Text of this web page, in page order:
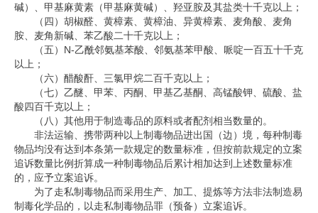
碱）、甲基麻黄素（甲基麻黄碱）、羟亚胺及其盐类十千克以上；
（四）胡椒醛、黄樟素、黄樟油、异黄樟素、麦角酸、麦角
胺、麦角新碱、苯乙酸二十千克以上；
（五） N-乙酰邻氨基苯酸、邻氨基苯甲酸、哌啶一百五十千克
以上；
（六）醋酸酐、三氯甲烷二百千克以上；
（七）乙醚、甲苯、丙酮、甲基乙基酮、高锰酸钾、硫酸、盐
酸四百千克以上；
（八）其他用于制造毒品的原料或者配剂相当数量的。
非法运输、携带两种以上制毒物品进出国（边）境，每种制毒
物品均没有达到本条第一款规定的数量标准，但按前款规定的立案
追诉数量比例折算成一种制毒物品后累计相加达到上述数量标准
的，应予立案追诉。
为了走私制毒物品而采用生产、加工、提炼等方法非法制造易
制毒化学品的，以走私制毒物品罪（预备）立案追诉。